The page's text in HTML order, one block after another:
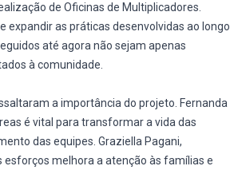
de Oficinas de Multiplicadores.
expandir as práticas desenvolvidas ao longo
até agora não sejam apenas
à comunidade.
a importância do projeto. Fernanda
é vital para transformar a vida das
das equipes. Graziella Pagani,
melhora a atenção às famílias e